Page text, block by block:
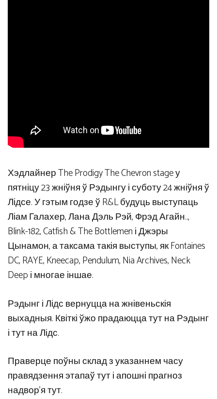
Хэдлайнер The Prodigy The Chevron stage у
пятніцу 23 жніўня ў Рэдынгу і суботу 24 жніўня ў
Лідсе. У гэтым годзе ў R&L будуць выступаць
Ліам Галахер, Лана Дэль Рэй, Фрэд Агайн..,
Blink-182, Catfish & The Bottlemen і Джэры
Цынамон, а таксама такія выступы, як Fontaines
DC, RAYE, Kneecap, Pendulum, Nia Archives, Neck
Deep і многае іншае.
Рэдынг і Лідс вернуцца на жнівеньскія
выхадныя. Квіткі ўжо прадаюцца тут на Рэдынг
і тут на Лідс.
Праверце поўны склад з указаннем часу
правядзення этапаў тут і апошні прагноз
надвор’я тут.